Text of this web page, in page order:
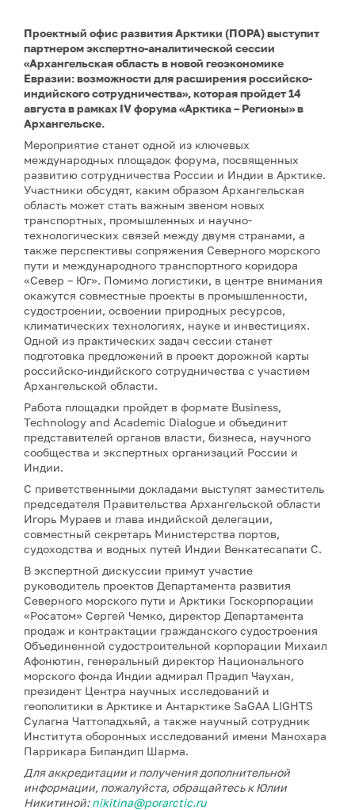
Проектный офис развития Арктики (ПОРА) выступит
партнером экспертно-аналитической сессии
«Архангельская область в новой геоэкономике
Евразии: возможности для расширения российско-
индийского сотрудничества», которая пройдет 14
августа в рамках IV форума «Арктика – Регионы» в
Архангельске.
Мероприятие станет одной из ключевых
международных площадок форума, посвященных
развитию сотрудничества России и Индии в Арктике.
Участники обсудят, каким образом Архангельская
область может стать важным звеном новых
транспортных, промышленных и научно-
технологических связей между двумя странами, а
также перспективы сопряжения Северного морского
пути и международного транспортного коридора
«Север – Юг». Помимо логистики, в центре внимания
окажутся совместные проекты в промышленности,
судостроении, освоении природных ресурсов,
климатических технологиях, науке и инвестициях.
Одной из практических задач сессии станет
подготовка предложений в проект дорожной карты
российско-индийского сотрудничества с участием
Архангельской области.
Работа площадки пройдет в формате Business,
Technology and Academic Dialogue и объединит
представителей органов власти, бизнеса, научного
сообщества и экспертных организаций России и
Индии.
С приветственными докладами выступят заместитель
председателя Правительства Архангельской области
Игорь Мураев и глава индийской делегации,
совместный секретарь Министерства портов,
судоходства и водных путей Индии Венкатесапати С.
В экспертной дискуссии примут участие
руководитель проектов Департамента развития
Северного морского пути и Арктики Госкорпорации
«Росатом» Сергей Чемко, директор Департамента
продаж и контрактации гражданского судостроения
Объединенной судостроительной корпорации Михаил
Афонютин, генеральный директор Национального
морского фонда Индии адмирал Прадип Чаухан,
президент Центра научных исследований и
геополитики в Арктике и Антарктике SaGAA LIGHTS
Сулагна Чаттопадхьяй, а также научный сотрудник
Института оборонных исследований имени Манохара
Паррикара Бипандип Шарма.
Для аккредитации и получения дополнительной
информации, пожалуйста, обращайтесь к Юлии
Никитиной:nikitina@porarctic.ru